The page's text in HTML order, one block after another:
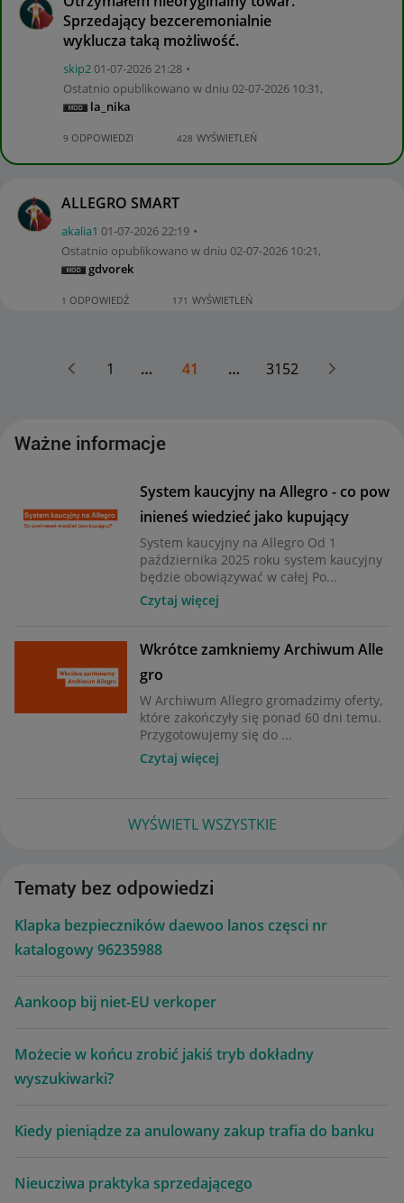
Sprzedający bezceremonialnie
wyklucza taką możliwość.
skip2‎01-07-202621:28
Ostatnio opublikowano w dniu ‎02-07-2026 10:31,
la_nika
9 ODPOWIEDZI 428 WYŚWIETLEŃ
ALLEGRO SMART
akalia1 ‎01-07-202622:19
Ostatnio opublikowano w dniu ‎02-07-2026 10:21,
gdvorek
1 ODPOWIEDŹ 171 WYŚWIETLEŃ
1 … 41 … 3152
Ważne informacje
System kaucyjny na Allegro - co pow
inieneś wiedzieć jako kupujący
System kaucyjny na Allegro Od 1
października 2025 roku system kaucyjny
będzie obowiązywać w całej Po...
Czytaj więcej
Wkrótce zamkniemy Archiwum Alle
gro
W Archiwum Allegro gromadzimy oferty,
które zakończyły się ponad 60 dni temu.
Przygotowujemy się do ...
Czytaj więcej
WYŚWIETL WSZYSTKIE
Tematy bez odpowiedzi
Klapka bezpieczników daewoo lanos częsci nr
katalogowy 96235988
Aankoop bij niet-EU verkoper
Możecie w końcu zrobić jakiś tryb dokładny
wyszukiwarki?
Kiedy pieniądze za anulowany zakup trafia do banku
Nieucziwa praktyka sprzedającego